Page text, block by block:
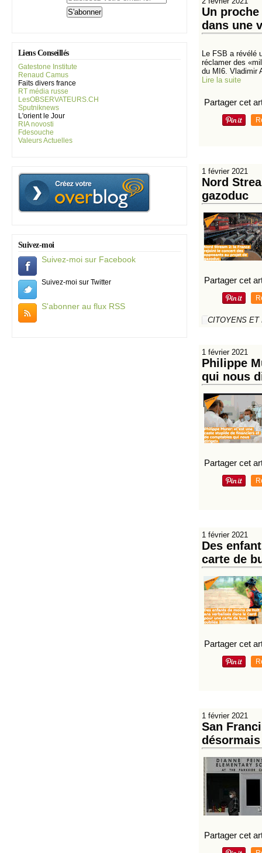
Liens Conseillés
Gatestone Institute
Renaud Camus
Faits divers france
RT média russe
LesOBSERVATEURS.CH
Sputniknews
L'orient le Jour
RIA novosti
Fdesouche
Valeurs Actuelles
Suivez-moi
Suivez-moi sur Facebook
Suivez-moi sur Twitter
S'abonner au flux RSS
Un
dans une
Le FSB a révélé
réclamer des
du MI6. Vladimir
Lire la suite
Partager cet
1 février 2021
Nord
gazoduc
Partager cet
CITOYENS ET
1 février 2021
Philippe
qui nous
Partager cet
1 février 2021
Des
carte de
Partager cet
1 février 2021
San
Partager cet